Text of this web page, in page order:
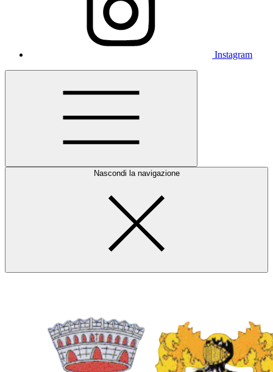
Instagram
Nascondi la navigazione